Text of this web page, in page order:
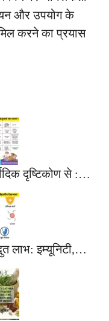
और उपयोग के
करने का प्रयास
दृष्टिकोण से :…
लाभ: इम्यूनिटी,…